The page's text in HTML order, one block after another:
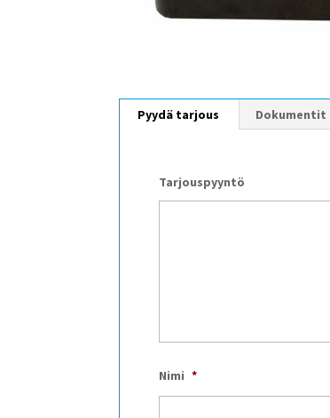
Pyydä tarjous Dokumentit
Tarjouspyyntö
Nimi *